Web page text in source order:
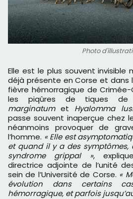
Photo
Elle est le plus souvent invisible mais elle est pourtant
déjà présente en Corse et dans
fièvre hémorragique de
les piqûres de tiques de
marginatumet Hyalomma
passe souvent inaperçue chez
néanmoins provoquer de
l’homme. « Elle est
et quand il y a des symptômes,
syndrome grippal »,
directrice adjointe de l’unité
sein de l’Université de Corse. «
évolution dans certains
hémorragique, et parfois